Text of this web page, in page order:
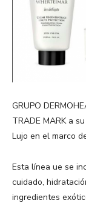
GRUPO
TRADE MARK a
Lujo en el marco
Esta línea ue se
cuidado,
ingredientes